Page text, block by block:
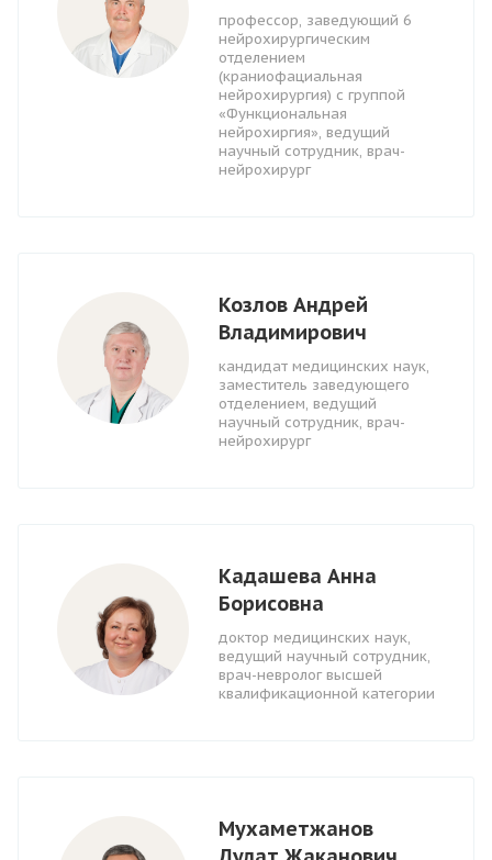
профессор, заведующий 6
нейрохирургическим
отделением
(краниофациальная
нейрохирургия) с группой
«Функциональная
нейрохиргия», ведущий
научный сотрудник, врач-
нейрохирург
Козлов Андрей
Владимирович
кандидат медицинских наук,
заместитель заведующего
отделением, ведущий
научный сотрудник, врач-
нейрохирург
Кадашева Анна
Борисовна
доктор медицинских наук,
ведущий научный сотрудник,
врач-невролог высшей
квалификационной категории
Мухаметжанов